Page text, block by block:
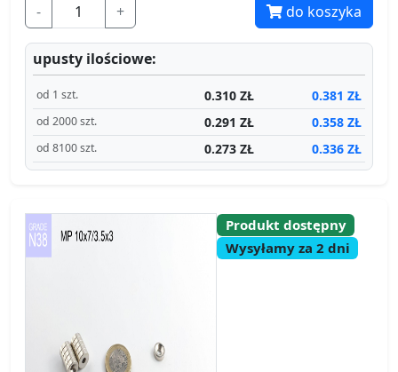
- + do koszyka
upusty ilościowe:
od 1 szt. 0.310 ZŁ 0.381 ZŁ
od 2000 szt. 0.291 ZŁ 0.358 ZŁ
od 8100 szt. 0.273 ZŁ 0.336 ZŁ
Produkt dostępny
Wysyłamy za 2 dni